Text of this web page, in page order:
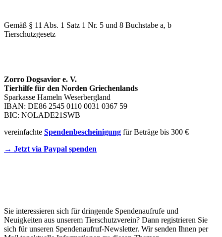
Gemäß § 11 Abs. 1 Satz 1 Nr. 5 und 8 Buchstabe a, b
Tierschutzgesetz
Zorro Dogsavior e. V.
Tierhilfe für den Norden Griechenlands
Sparkasse Hameln Weserbergland
IBAN: DE86 2545 0110 0031 0367 59
BIC: NOLADE21SWB
vereinfachte Spendenbescheinigung für Beträge bis 300 €
→ Jetzt via Paypal spenden
Sie interessieren sich für dringende Spendenaufrufe und
Neuigkeiten aus unserem Tierschutzverein? Dann registrieren Sie
sich für unseren Spendenaufruf-Newsletter. Wir senden Ihnen per